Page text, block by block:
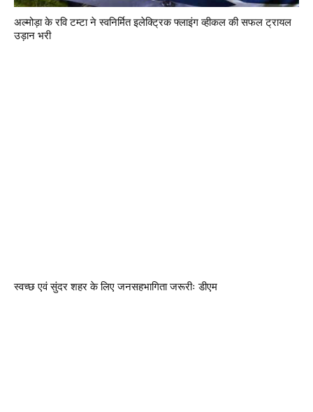
अल्मोड़ा के रवि टम्टा ने स्वनिर्मित इलेक्ट्रिक फ्लाइंग व्हीकल की सफल ट्रायल
उड़ान भरी
स्वच्छ एवं सुंदर शहर के लिए जनसहभागिता जरूरीः डीएम